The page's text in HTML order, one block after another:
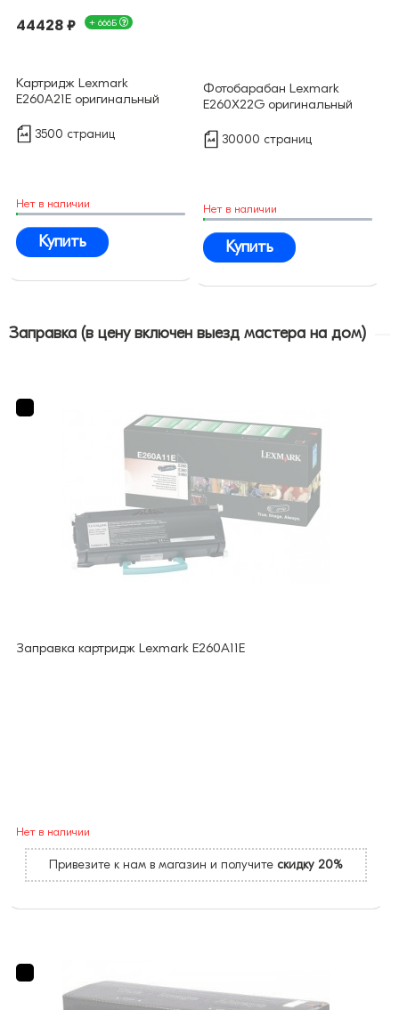
44428 ₽ + 666Б
Картридж Lexmark
E260A21E оригинальный
3500 страниц
Нет в наличии
Купить
Фотобарабан Lexmark
E260X22G оригинальный
30000 страниц
Нет в наличии
Купить
Заправка (в цену включен выезд мастера на дом)
Заправка картридж Lexmark E260A11E
Нет в наличии
Привезите к нам в магазин и получите скидку 20%